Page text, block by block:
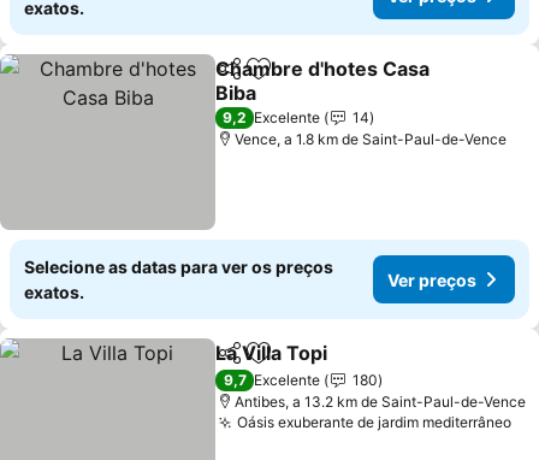
exatos.
PartilharAdicionar aos favoritos
Chambre d'hotes Casa
Biba
Ver preços
9,2 Excelente
14
Vence, a 1.8 km de Saint-Paul-de-Vence
Selecione as datas para ver os preços
exatos.
Ver preços
PartilharAdicionar aos favoritos
La Villa Topi
9,7 Excelente
180
Antibes, a 13.2 km de Saint-Paul-de-Vence
Oásis exuberante de jardim mediterrâneo